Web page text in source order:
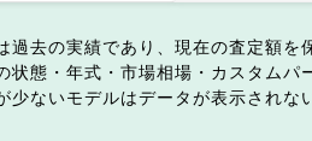
過去の実績であり、現在の査定額を
状態・年式・市場相場・カスタムパ
少ないモデルはデータが表示されな